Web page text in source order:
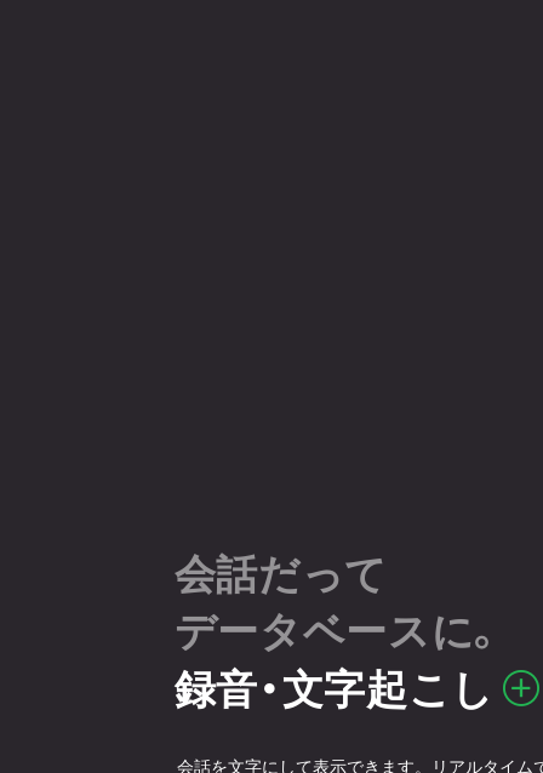
会話だって
データベースに。
録音・文字起こし
会話を文字にして表示できます。リアルタイム